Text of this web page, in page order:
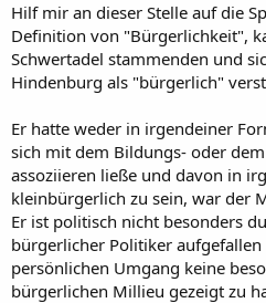
Hilf mir an dieser Stelle auf die
Definition von "Bürgerlichkeit",
Schwertadel stammenden und
Hindenburg als "bürgerlich"
Er hatte weder in irgendeiner
sich mit dem Bildungs- oder
assoziieren ließe und davon in
kleinbürgerlich zu sein, war der
Er ist politisch nicht besonders
bürgerlicher Politiker
persönlichen Umgang keine
bürgerlichen Millieu gezeigt zu